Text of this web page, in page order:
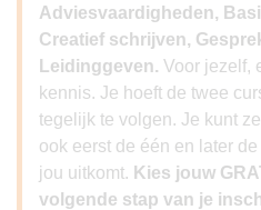
Adviesvaardigheden,
Creatief schrijven,
Leidinggeven. Voor jezelf,
kennis. Je hoeft de twee
tegelijk te volgen. Je kunt
ook eerst de één en later
jou uitkomt. Kies jouw
volgende stap van je